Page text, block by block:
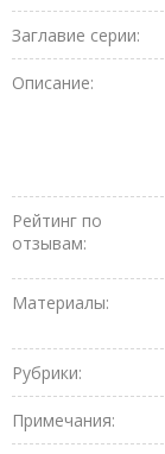
Заглавие серии:
Описание:
Рейтинг по
отзывам:
Материалы:
Рубрики:
Примечания: